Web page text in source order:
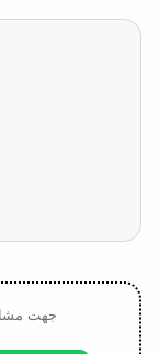
جهت